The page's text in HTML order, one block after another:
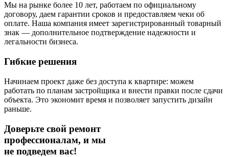
Мы на рынке более 10 лет, работаем по официальному
договору, даем гарантии сроков и предоставляем чеки об
оплате. Наша компания имеет зарегистрированный товарный
знак — дополнительное подтверждение надежности и
легальности бизнеса.
Гибкие решения
Начинаем проект даже без доступа к квартире: можем
работать по планам застройщика и внести правки после сдачи
объекта. Это экономит время и позволяет запустить дизайн
раньше.
Доверьте свой ремонт
профессионалам, и мы
не подведем вас!